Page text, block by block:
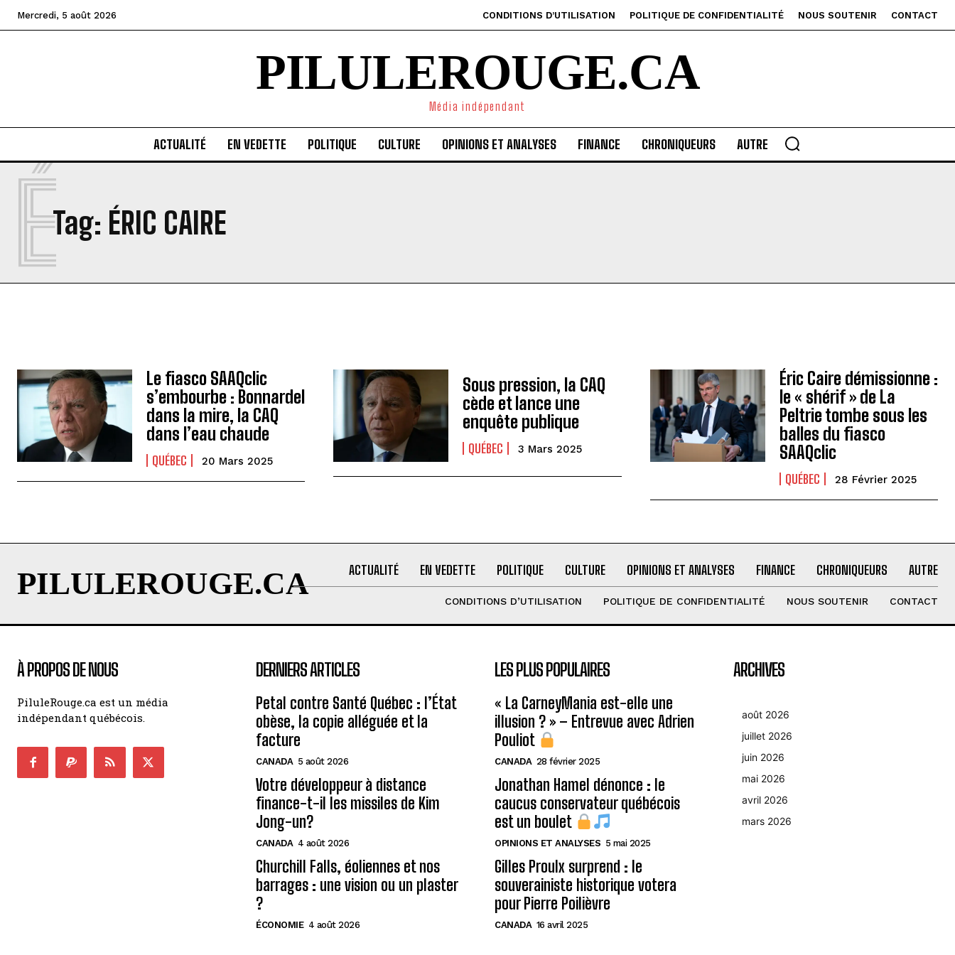
Mercredi, 5 août 2026 CONDITIONS D’UTILISATION POLITIQUE DE CONFIDENTIALITÉ NOUS SOUTENIR CONTACT
PILULEROUGE.CA
Média indépendant
ACTUALITÉ EN VEDETTE POLITIQUE CULTURE OPINIONS ET ANALYSES FINANCE CHRONIQUEURS AUTRE
Tag: ÉRIC CAIRE
É
Le fiasco SAAQclic
s’embourbe : Bonnardel
dans la mire, la CAQ
dans l’eau chaude
QUÉBEC 20 Mars 2025
Sous pression, la CAQ
cède et lance une
enquête publique
QUÉBEC 3 Mars 2025
Éric Caire démissionne :
le « shérif » de La
Peltrie tombe sous les
balles du fiasco
SAAQclic
QUÉBEC 28 Février 2025
PILULEROUGE.CA ACTUALITÉ EN VEDETTE POLITIQUE CULTURE OPINIONS ET ANALYSES FINANCE CHRONIQUEURS AUTRE
CONDITIONS D’UTILISATION POLITIQUE DE CONFIDENTIALITÉ NOUS SOUTENIR CONTACT
À PROPOS DE NOUS
PiluleRouge.ca est un média
indépendant québécois.
DERNIERS ARTICLES
Petal contre Santé Québec : l’État
obèse, la copie alléguée et la
facture
CANADA 5 août 2026
Votre développeur à distance
finance-t-il les missiles de Kim
Jong-un?
CANADA 4 août 2026
Churchill Falls, éoliennes et nos
barrages : une vision ou un plaster
?
ÉCONOMIE 4 août 2026
LES PLUS POPULAIRES
« La CarneyMania est-elle une
illusion ? » – Entrevue avec Adrien
Pouliot
CANADA 28 février 2025
Jonathan Hamel dénonce : le
caucus conservateur québécois
est un boulet
OPINIONS ET ANALYSES 5 mai 2025
Gilles Proulx surprend : le
souverainiste historique votera
pour Pierre Poilièvre
CANADA 16 avril 2025
ARCHIVES
août 2026
juillet 2026
juin 2026
mai 2026
avril 2026
mars 2026